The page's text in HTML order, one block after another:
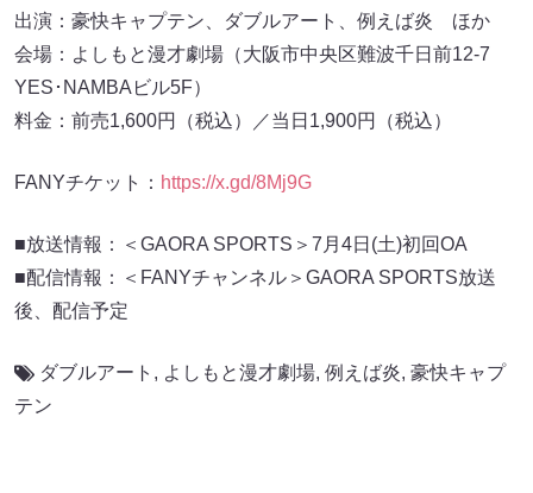
出演：豪快キャプテン、ダブルアート、例えば炎 ほか
会場：よしもと漫才劇場（大阪市中央区難波千日前12-7
YES･NAMBAビル5F）
料金：前売1,600円（税込）／当日1,900円（税込）
FANYチケット： https://x.gd/8Mj9G
■放送情報：＜GAORA SPORTS＞7月4日(土)初回OA
■配信情報：＜FANYチャンネル＞GAORA SPORTS放送
後、配信予定
ダブルアート , よしもと漫才劇場, 例えば炎, 豪快キャプ
テン